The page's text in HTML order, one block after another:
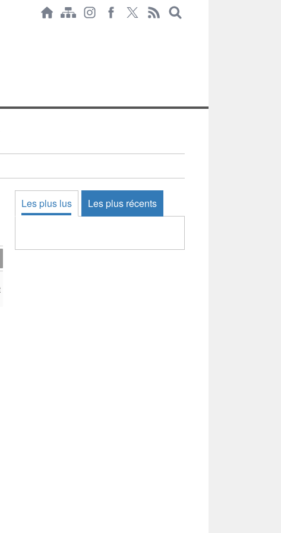
Les plus lus Les plus récents